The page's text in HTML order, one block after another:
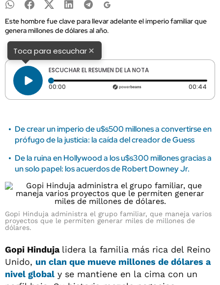
Este hombre fue clave para llevar adelante el imperio familiar que
genera millones de dólares al año.
Toca para escuchar×
ESCUCHAR EL RESUMEN DE LA NOTA
00:00 Tiempo transcurrido: 0 segundos 00:44
De crear un imperio de u$s500 millones a convertirse en
prófugo de la justicia: la caída del creador de Guess
De la ruina en Hollywood a los u$s300 millones gracias a
un solo papel: los acuerdos de Robert Downey Jr.
Gopi Hinduja administra el grupo familiar, que maneja varios
proyectos que le permiten generar miles de millones de
dólares.
Gopi Hinduja lidera la familia más rica del Reino
Unido, un clan que mueve millones de dólares a
nivel global y se mantiene en la cima con un